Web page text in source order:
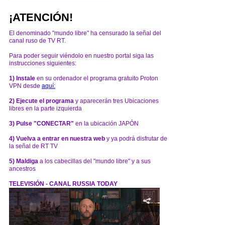
¡ATENCIÓN!
El denominado "mundo libre" ha censurado la señal del
canal ruso de TV RT.
Para poder seguir viéndolo en nuestro portal siga las
instrucciones siguientes:
1) Instale en su ordenador el programa gratuito Proton
VPN desde aquí:
2) Ejecute el programa y aparecerán tres Ubicaciones
libres en la parte izquierda
3) Pulse "CONECTAR" en la ubicación JAPÓN
4) Vuelva a entrar en nuestra web y ya podrá disfrutar de
la señal de RT TV
5) Maldiga a los cabecillas del "mundo libre" y a sus
ancestros
TELEVISIÓN - CANAL RUSSIA TODAY